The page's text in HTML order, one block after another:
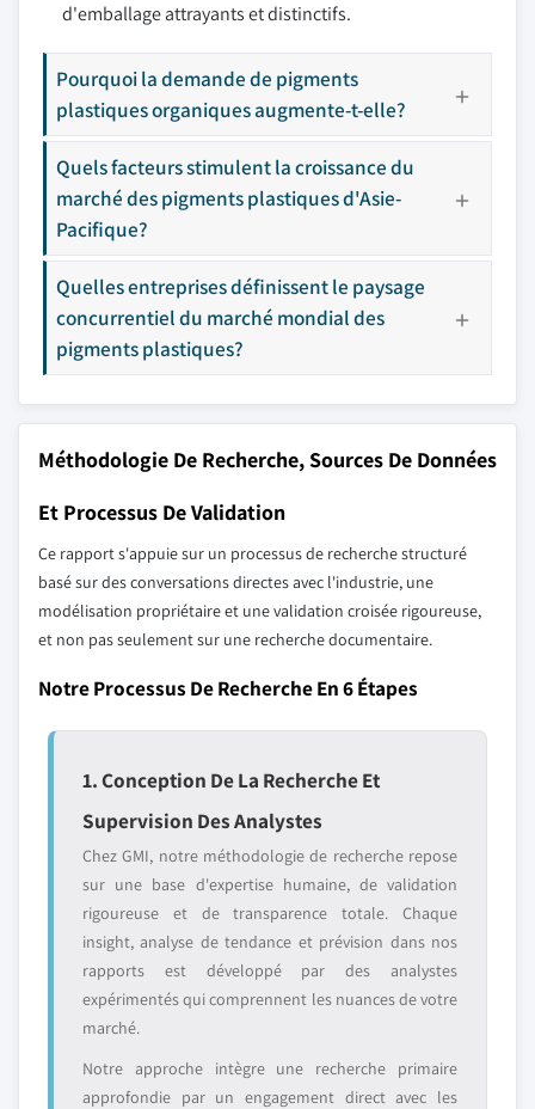
d'emballage attrayants et distinctifs.
Pourquoi la demande de pigments
plastiques organiques augmente-t-elle?
Quels facteurs stimulent la croissance du
marché des pigments plastiques d'Asie-
Pacifique?
Quelles entreprises définissent le paysage
concurrentiel du marché mondial des
pigments plastiques?
Méthodologie De Recherche, Sources De Données
Et Processus De Validation
Ce rapport s'appuie sur un processus de recherche structuré
basé sur des conversations directes avec l'industrie, une
modélisation propriétaire et une validation croisée rigoureuse,
et non pas seulement sur une recherche documentaire.
Notre Processus De Recherche En 6 Étapes
1. Conception De La Recherche Et
Supervision Des Analystes
Chez GMI, notre méthodologie de recherche repose
sur une base d'expertise humaine, de validation
rigoureuse et de transparence totale. Chaque
insight, analyse de tendance et prévision dans nos
rapports est développé par des analystes
expérimentés qui comprennent les nuances de votre
marché.
Notre approche intègre une recherche primaire
approfondie par un engagement direct avec les